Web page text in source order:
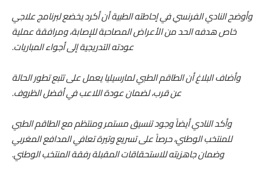
وأوضح النادي الفرنسي في إحاطته الطبية أن أكرد يخضع لبرنامج علاجي
خاص هدفه الحد من الأعراض المصاحبة للإصابة، ومرافقة عملية
عودته التدريجية إلى أجواء المباريات.
وأضاف البلاغ أن الطاقم الطبي لمارسيليا يعمل على تتبع تطور الحالة
عن قرب، لضمان عودة اللاعب في أفضل الظروف.
وأكد النادي أيضاً وجود تنسيق مستمر ومنتظم مع الطاقم الطبي
للمنتخب الوطني، حرصاً على تسريع وتيرة تعافي المدافع المغربي
وضمان جاهزيته للاستحقاقات المقبلة رفقة المنتخب الوطني.